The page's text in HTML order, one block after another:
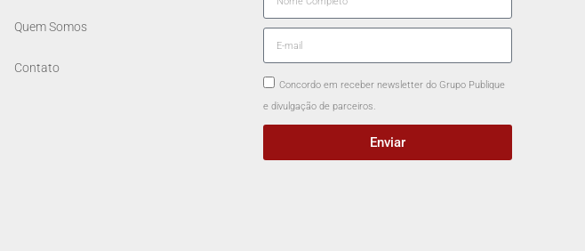
Quem Somos
Contato
Concordo em receber newsletter do Grupo Publique
e divulgação de parceiros.
Enviar